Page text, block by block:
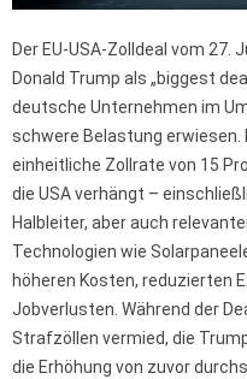
Der EU-USA-Zolldeal vom 27.
Donald Trump als „biggest
deutsche Unternehmen im
schwere Belastung erwiesen.
einheitliche Zollrate von 15
die USA verhängt –
Halbleiter, aber auch
Technologien wie
höheren Kosten, reduzierten
Jobverlusten. Während der
Strafzöllen vermied, die
die Erhöhung von zuvor